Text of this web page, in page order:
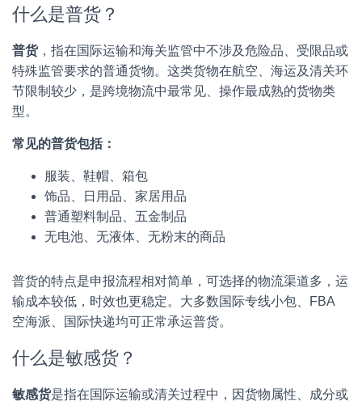
什么是普货？
普货，指在国际运输和海关监管中不涉及危险品、受限品或
特殊监管要求的普通货物。这类货物在航空、海运及清关环
节限制较少，是跨境物流中最常见、操作最成熟的货物类
型。
常见的普货包括：
服装、鞋帽、箱包
饰品、日用品、家居用品
普通塑料制品、五金制品
无电池、无液体、无粉末的商品
普货的特点是申报流程相对简单，可选择的物流渠道多，运
输成本较低，时效也更稳定。大多数国际专线小包、FBA
空海派、国际快递均可正常承运普货。
什么是敏感货？
敏感货是指在国际运输或清关过程中，因货物属性、成分或